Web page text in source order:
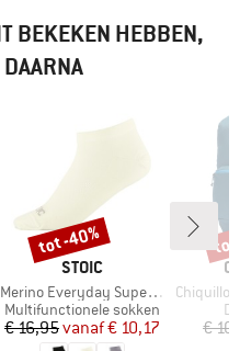
BEKEKEN HEBBEN,
MERK
STOIC
Artikel
Merino Everyday Superlight No Show
Productgroep
Multifunctionele sokken
Prijs
€ 16,95 Verlaagde prijs
vanaf€ 10,17
Korting
tot -40%
Artikel
Chiquillo 26
€
tot